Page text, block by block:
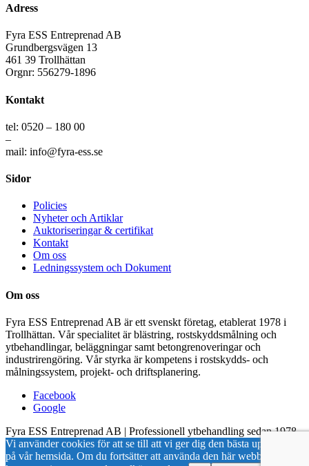
Adress
Fyra ESS Entreprenad AB
Grundbergsvägen 13
461 39 Trollhättan
Orgnr: 556279-1896
Kontakt
tel: 0520 – 180 00
–
mail: info@fyra-ess.se
Sidor
Policies
Nyheter och Artiklar
Auktoriseringar & certifikat
Kontakt
Om oss
Ledningssystem och Dokument
Om oss
Fyra ESS Entreprenad AB är ett svenskt företag, etablerat 1978 i
Trollhättan. Vår specialitet är blästring, rostskyddsmålning och
ytbehandlingar, beläggningar samt betongrenoveringar och
industrirengöring. Vår styrka är kompetens i rostskydds- och
målningssystem, projekt- och driftsplanering.
Facebook
Google
Fyra ESS Entreprenad AB | Professionell ytbehandling sedan 1978
Vi använder cookies för att se till att vi ger dig den bästa upplevelsen
på vår hemsida. Om du fortsätter att använda den här webbplatsen